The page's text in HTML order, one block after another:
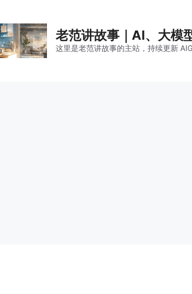
老范讲故事｜AI、大模
这里是老范讲故事的主站，持续更新